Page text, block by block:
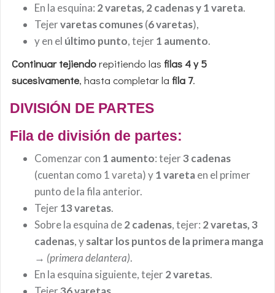
En la esquina: 2 varetas, 2 cadenas y 1 vareta.
Tejervaretas comunes(6 varetas),
y en el último punto, tejer1 aumento.
Continuar tejiendorepitiendo las filas 4 y 5
sucesivamente, hasta completar la fila 7.
DIVISIÓN DE PARTES
Fila de división de partes:
Comenzar con 1 aumento: tejer3 cadenas
(cuentan como 1 vareta) y1 varetaen el primer
punto de la fila anterior.
Tejer13 varetas.
Sobre la esquina de2 cadenas, tejer: 2 varetas, 3
cadenas, ysaltar los puntos de la primera manga
→ (primera delantera).
En la esquina siguiente, tejer2 varetas.